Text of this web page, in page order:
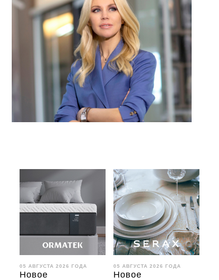
05 АВГУСТА 2026 ГОДА
Новое
05 АВГУСТА 2026 ГОДА
Новое